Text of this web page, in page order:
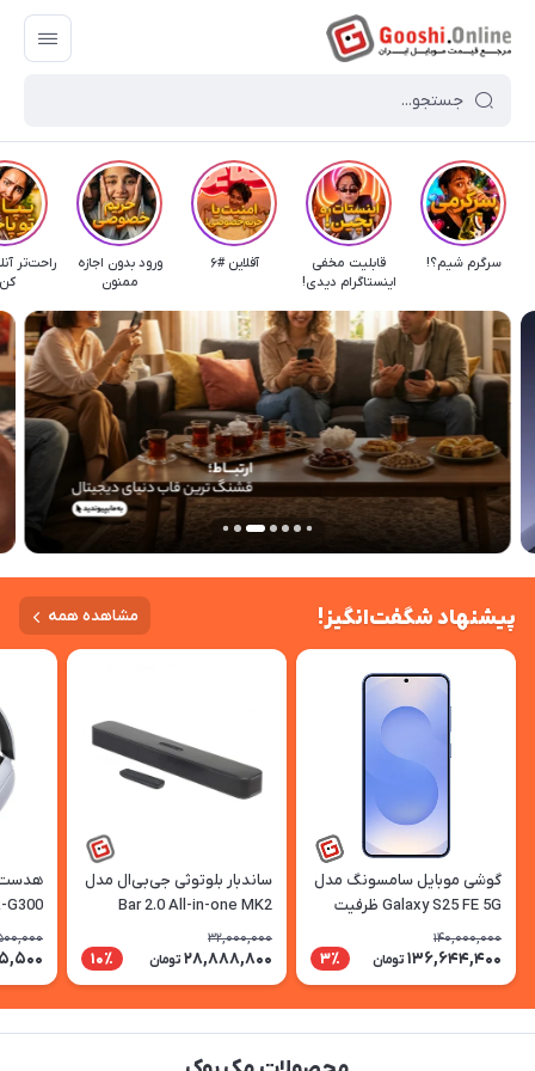
سرگرم شیم؟!
قابلیت مخفی
اینستاگرام دیدی!
آفلاین #۶
ورود‌ بدون اجازه
ممنون
راحت‌تر
پیشنهاد شگفت‌انگیز! مشاهده همه
گوشی موبایل سامسونگ مدل
Galaxy S25 FE 5G ظرفیت
ریجسترشده
140,000,000
136,644,400 تومان 3٪
ساندبار بلوتوثی جی‌بی‌ال مدل
Bar 2.0 All-in-one MK2
32,000,000
28,888,800 تومان 10٪
هدست
G300